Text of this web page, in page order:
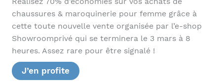
chaussures & maroquinerie pour femme grâce à
cette toute nouvelle vente organisée par l’e-shop
Showroomprivé qui se terminera le 3 mars à 8
heures. Assez rare pour être signalé !
J’en profite